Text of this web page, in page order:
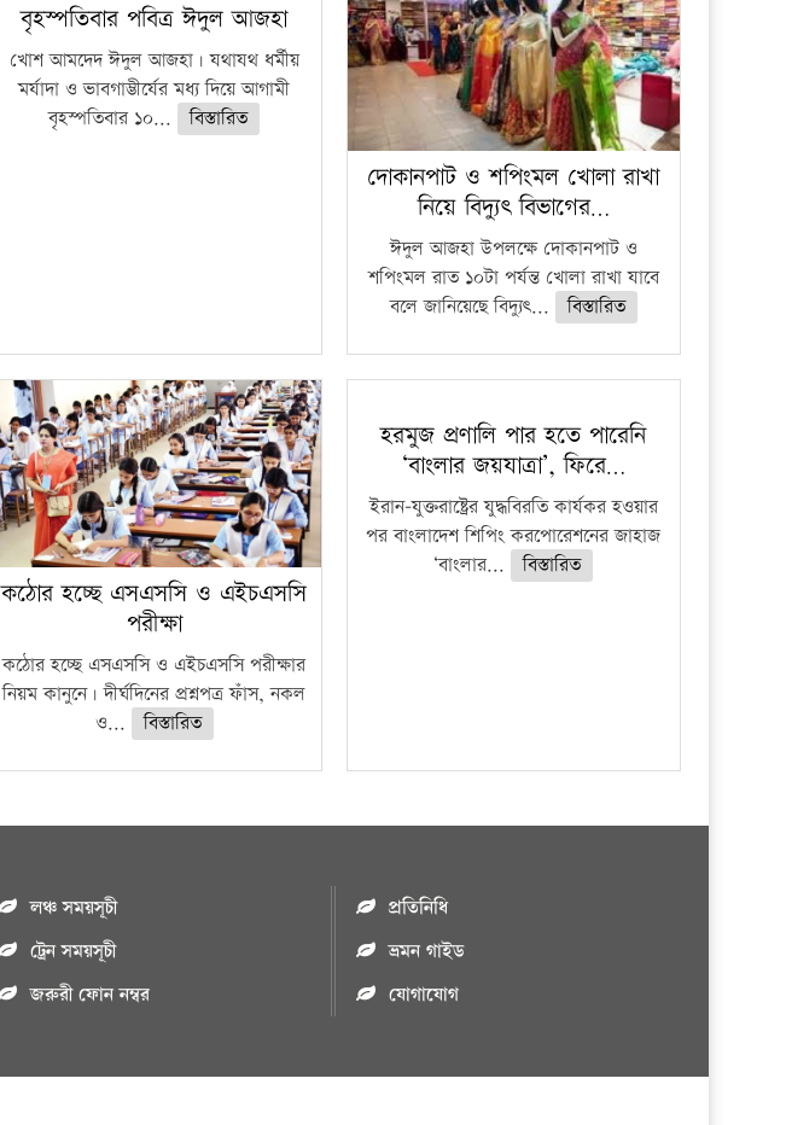
বৃহস্পতিবার পবিত্র ঈদুল আজহা
খোশ আমদেদ ঈদুল আজহা। যথাযথ ধর্মীয়
মর্যাদা ও ভাবগাম্ভীর্যের মধ্য দিয়ে আগামী
বৃহস্পতিবার ১০...
বিস্তারিত
দোকানপাট ও শপিংমল খোলা রাখা
নিয়ে বিদ্যুৎ বিভাগের…
ঈদুল আজহা উপলক্ষে দোকানপাট ও
শপিংমল রাত ১০টা পর্যন্ত খোলা রাখা যাবে
বলে জানিয়েছে বিদ্যুৎ...
বিস্তারিত
কঠোর হচ্ছে এসএসসি ও এইচএসসি
পরীক্ষা
কঠোর হচ্ছে এসএসসি ও এইচএসসি পরীক্ষার
নিয়ম কানুনে। দীর্ঘদিনের প্রশ্নপত্র ফাঁস, নকল
ও...
বিস্তারিত
হরমুজ প্রণালি পার হতে পারেনি
‘বাংলার জয়যাত্রা’, ফিরে…
ইরান-যুক্তরাষ্ট্রের যুদ্ধবিরতি কার্যকর হওয়ার
পর বাংলাদেশ শিপিং করপোরেশনের জাহাজ
‘বাংলার...
বিস্তারিত
লঞ্চ সময়সূচী
ট্রেন সময়সূচী
জরুরী ফোন নম্বর
প্রতিনিধি
ভ্রমন গাইড
যোগাযোগ